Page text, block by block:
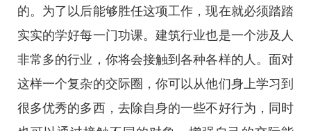
的。为了以后能够胜任这项工作，现在就必须踏踏
实实的学好每一门功课。建筑行业也是一个涉及人
非常多的行业，你将会接触到各种各样的人。面对
这样一个复杂的交际圈，你可以从他们身上学习到
很多优秀的多西，去除自身的一些不好行为，同时